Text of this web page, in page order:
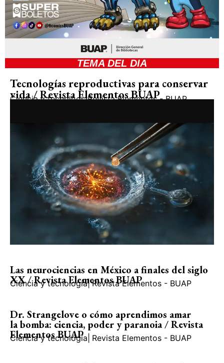
TEMA DEL DIA
Tecnologías reproductivas para conservar
vida / Revista Elementos BUAP
Ciencia y tecnologíaRevista Elementos - BUAP
Las neurociencias en México a finales del siglo
XX / Revista Elementos BUAP
Ciencia y tecnología| Revista Elementos - BUAP
Dr. Strangelove o cómo aprendimos amar
la bomba: ciencia, poder y paranoia / Revista
Elementos BUAP
Ciencia y tecnología Revista Elementos - BUAP